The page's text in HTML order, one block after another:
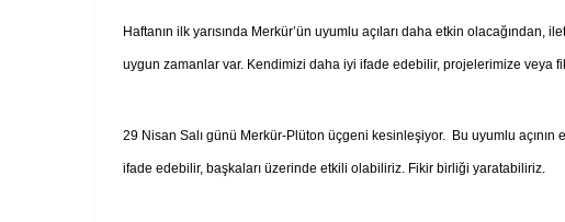
Haftanın ilk yarısında Merkür’ün uyumlu açıları daha etkin
uygun zamanlar var. Kendimizi daha iyi ifade edebilir, projelerimize veya
29 Nisan Salı günü Merkür-Plüton üçgeni kesinleşiyor. Bu uyumlu
ifade edebilir, başkaları üzerinde etkili olabiliriz. Fikir birliği yaratabiliriz.